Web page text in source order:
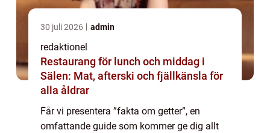
30 juli 2026 admin
redaktionel
Restaurang för lunch och middag i
Sälen: Mat, afterski och fjällkänsla för
alla åldrar
Får vi presentera ”fakta om getter”, en
omfattande guide som kommer ge dig allt